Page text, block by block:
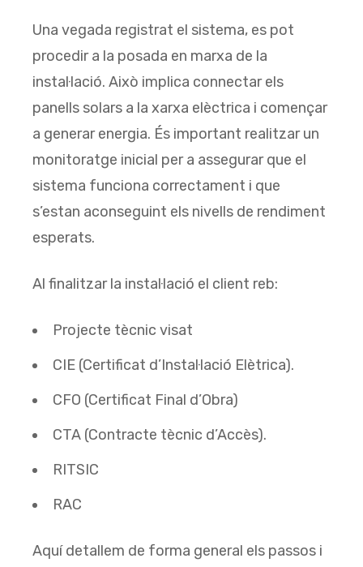
Una vegada registrat el sistema, es pot
procedir a la posada en marxa de la
instal·lació. Això implica connectar els
panells solars a la xarxa elèctrica i començar
a generar energia. És important realitzar un
monitoratge inicial per a assegurar que el
sistema funciona correctament i que
s’estan aconseguint els nivells de rendiment
esperats.
Al finalitzar la instal·lació el client reb:
Projecte tècnic visat
CIE (Certificat d’Instal·lació Elètrica).
CFO (Certificat Final d’Obra)
CTA (Contracte tècnic d’Accès).
RITSIC
RAC
Aquí detallem de forma general els passos i